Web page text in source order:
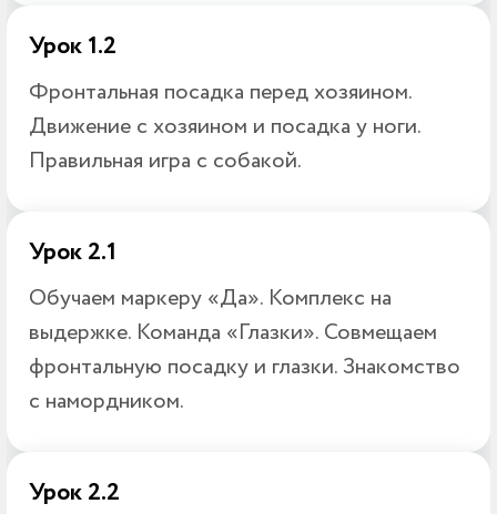
Урок 1.2
Фронтальная посадка перед хозяином.
Движение с хозяином и посадка у ноги.
Правильная игра с собакой.
Урок 2.1
Обучаем маркеру «Да». Комплекс на
выдержке. Команда «Глазки». Совмещаем
фронтальную посадку и глазки. Знакомство
с намордником.
Урок 2.2